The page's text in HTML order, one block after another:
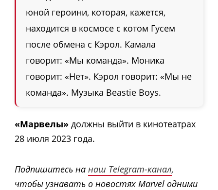
юной героини, которая, кажется,
находится в космосе с котом Гусем
после обмена с Кэрол. Камала
говорит: «Мы команда». Моника
говорит: «Нет». Кэрол говорит: «Мы не
команда». Музыка Beastie Boys.
«Марвелы» должны выйти в кинотеатрах
28 июля 2023 года.
Подпишитесь на наш Telegram-канал,
чтобы узнавать о новостях Marvel одними